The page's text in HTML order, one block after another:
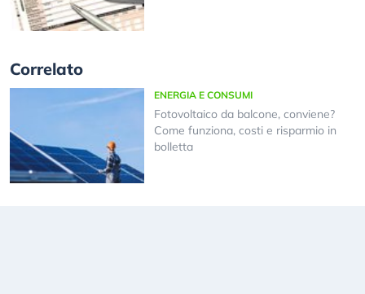
Correlato
ENERGIA E CONSUMI
Fotovoltaico da balcone, conviene?
Come funziona, costi e risparmio in
bolletta